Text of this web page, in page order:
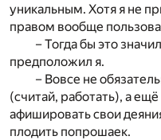
уникальным. Хотя я не
правом вообще
– Тогда бы это
предположил я.
– Вовсе не
(считай, работать), а
афишировать свои
плодить попрошаек.